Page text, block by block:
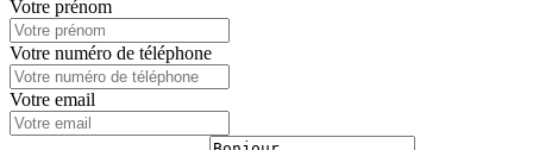
Votre prénom
Votre numéro de téléphone
Votre email